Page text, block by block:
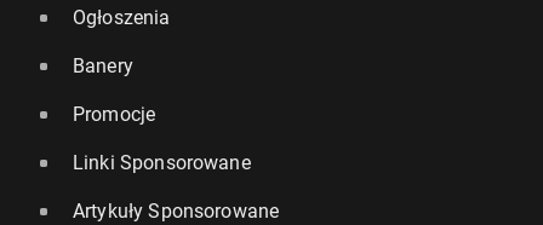
Ogłoszenia
Banery
Promocje
Linki Sponsorowane
Artykuły Sponsorowane